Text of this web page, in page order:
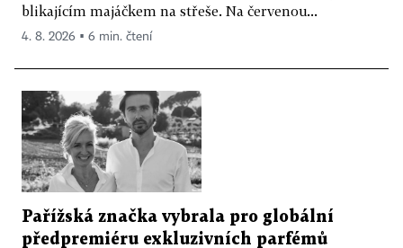
blikajícím majáčkem na střeše. Na červenou...
4. 8. 2026 ▪ 6 min. čtení
Pařížská značka vybrala pro globální
předpremiéru exkluzivních parfémů